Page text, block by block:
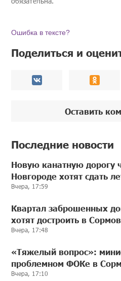
Ошибка в тексте?
Поделиться и
Оставить
Последние новости
Новую канатную дорогу
Новгороде хотят сдать
Вчера, 17:59
Квартал заброшенных
хотят достроить в
Вчера, 17:48
«Тяжелый вопрос»:
проблемном ФОКе в
Вчера, 17:10